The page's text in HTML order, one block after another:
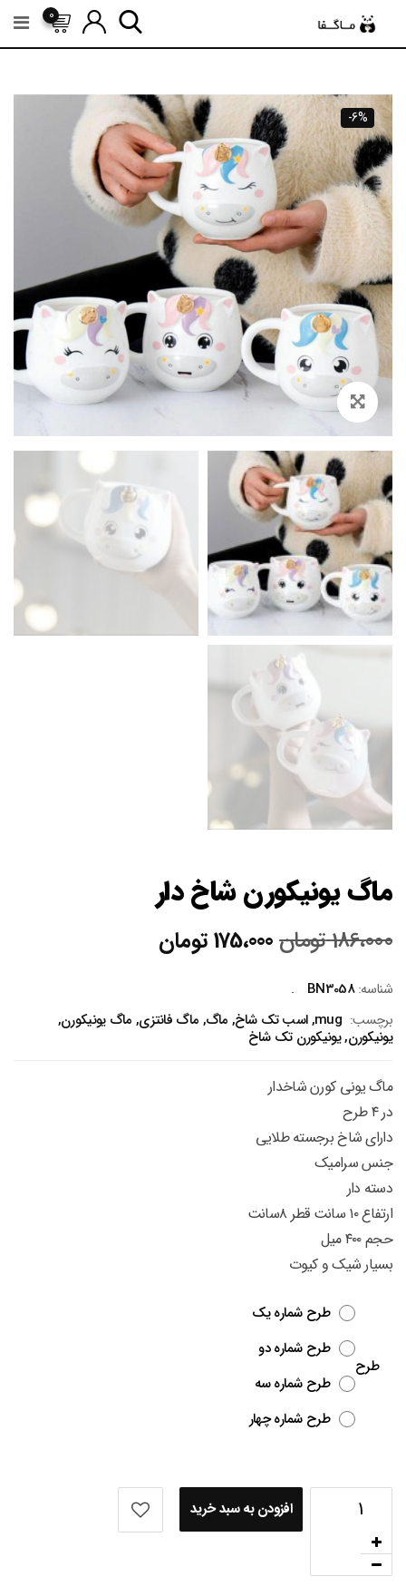
0
-6%
Zoom
ماگ یونیکورن شاخ دار
186،000تومانقیمت
بود.
175،000 تومان
است.
شناسه:BN3058
برچسب: mug
,اسب تک شاخ, ماگ, ماگ فانتزی, ماگ یونیکورن,
یونیکورن,یونیکورن تک شاخ
ماگ یونی کورن شاخدار
در ۴ طرح
دارای شاخ برجسته طلایی
جنس سرامیک
دسته دار
ارتفاع ۱۰ سانت قطر ۸سانت
حجم ۴۰۰ میل
بسیار شیک و کیوت
طرح
طرح شماره یک
طرح شماره دو
طرح شماره سه
طرح شماره چهار
افزودن به سبد خرید